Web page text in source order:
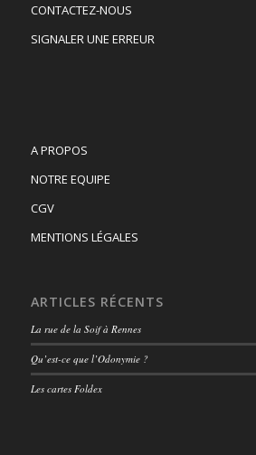
CONTACTEZ-NOUS
SIGNALER UNE ERREUR
A PROPOS
NOTRE EQUIPE
CGV
MENTIONS LÉGALES
ARTICLES RÉCENTS
La rue de la Soif à Rennes
Qu’est-ce que l’Odonymie ?
Les cartes Foldex